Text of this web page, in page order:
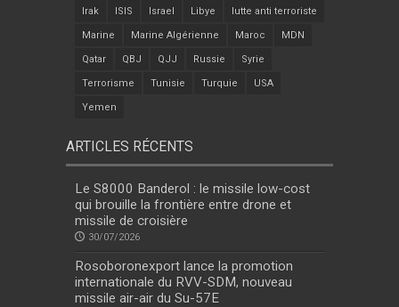
Irak ISIS Israel Libye lutte anti terroriste
Marine Marine Algérienne Maroc MDN
Qatar QBJ QJJ Russie Syrie
Terrorisme Tunisie Turquie USA
Yemen
ARTICLES RÉCENTS
Le S8000 Banderol : le missile low-cost
qui brouille la frontière entre drone et
missile de croisière
30/07/2026
Rosoboronexport lance la promotion
internationale du RVV-SDM, nouveau
missile air-air du Su-57E